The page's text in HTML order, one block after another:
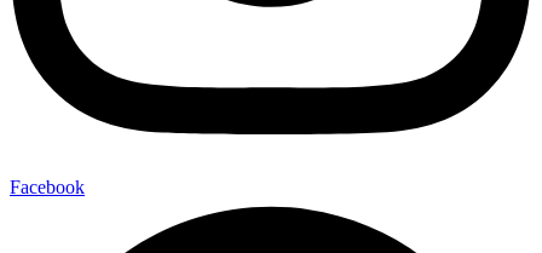
Facebook